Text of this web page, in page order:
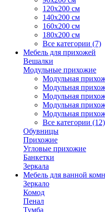
120х200 см
140х200 см
160х200 см
180х200 см
Все категории (7)
Мебель для прихожей
Вешалки
Модульные прихожие
Модульная
Модульная
Модульная
Модульная
Модульная
Все категории (12)
Обувницы
Прихожие
Угловые прихожие
Банкетки
Зеркала
Мебель для ванной
Зеркало
Комод
Пенал
Тумба